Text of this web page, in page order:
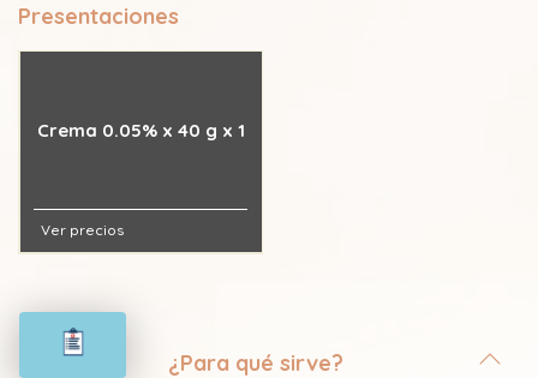
Presentaciones
Crema 0.05% x 40 g x 1
Ver precios
¿Para qué sirve?